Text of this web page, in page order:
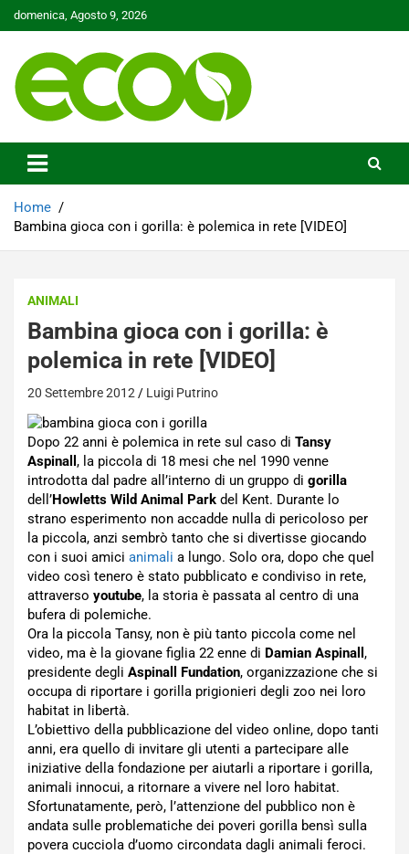
Skip
to
domenica, Agosto 9, 2026
Ecoo.it
Home
Bambina gioca con i gorilla: è polemica in rete [VIDEO]
ANIMALI
Bambina gioca con i gorilla: è
polemica in rete [VIDEO]
20 Settembre 2012 Luigi Putrino
Dopo 22 anni è polemica in rete sul caso di Tansy
Aspinall , la piccola di 18 mesi che nel 1990 venne
introdotta dal padre all’interno di un gruppo di gorilla
dell’Howletts Wild Animal Park del Kent. Durante lo
strano esperimento non accadde nulla di pericoloso per
la piccola, anzi sembrò tanto che si divertisse giocando
con i suoi amici animali a lungo. Solo ora, dopo che quel
video così tenero è stato pubblicato e condiviso in rete,
attraverso youtube, la storia è passata al centro di una
bufera di polemiche.
Ora la piccola Tansy, non è più tanto piccola come nel
video, ma è la giovane figlia 22 enne di Damian Aspinall ,
presidente degli Aspinall Fundation, organizzazione che si
occupa di riportare i gorilla prigionieri degli zoo nei loro
habitat in libertà.
L’obiettivo della pubblicazione del video online, dopo tanti
anni, era quello di invitare gli utenti a partecipare alle
iniziative della fondazione per aiutarli a riportare i gorilla,
animali innocui, a ritornare a vivere nel loro habitat.
Sfortunatamente, però, l’attenzione del pubblico non è
andata sulle problematiche dei poveri gorilla bensì sulla
povera cucciola d’uomo circondata dagli animali feroci.